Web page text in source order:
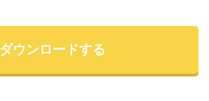
ダウンロードする